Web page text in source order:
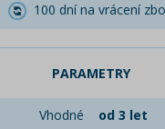
100 dní na vrácení
PARAMETRY
Vhodné
od 3 let